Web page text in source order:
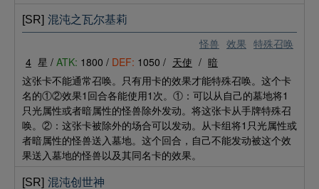
怪兽 效果 特殊召唤
[SR] 混沌之瓦尔基莉
4 星 / ATK: 1800 / DEF: 1050 / 天使 / 暗
这张卡不能通常召唤。只有用卡的效果才能特殊召唤。这个卡
名的①②效果1回合各能使用1次。①：可以从自己的墓地将1
只光属性或者暗属性的怪兽除外发动。将这张卡从手牌特殊召
唤。②：这张卡被除外的场合可以发动。从卡组将1只光属性或
者暗属性的怪兽送入墓地。这个回合，自己不能发动被这个效
果送入墓地的怪兽以及其同名卡的效果。
[SR] 混沌创世神